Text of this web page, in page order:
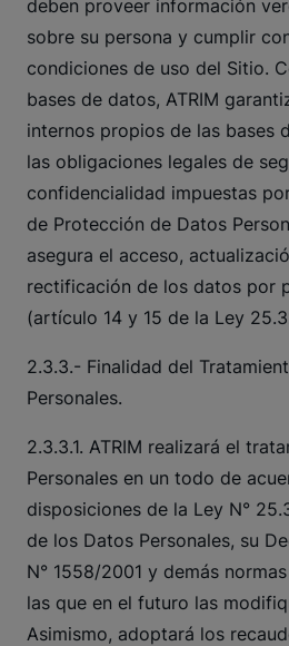
deben proveer información
sobre su persona y cumplir
condiciones de uso del Sitio.
bases de datos, ATRIM
internos propios de las bases
las obligaciones legales de
confidencialidad impuestas
de Protección de Datos
asegura el acceso,
rectificación de los datos por
(artículo 14 y 15 de la Ley
2.3.3.- Finalidad del
Personales.
2.3.3.1. ATRIM realizará el
Personales en un todo de
disposiciones de la Ley N°
de los Datos Personales, su
N° 1558/2001 y demás
las que en el futuro las
Asimismo, adoptará los